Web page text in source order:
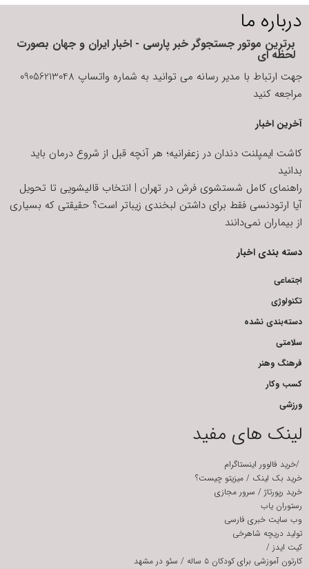
درباره ما
برترین موتور جستجوگر خبر پارسی - اخبار ایران و جهان بصورت
لحظه ای
جهت ارتباط با مدیر رسانه می توانید به شماره واتساپ 09056213048
مراجعه کنید
آخرین اخبار
کاشت ایمپلنت دندان در زعفرانیه؛ هر آنچه قبل از شروع درمان باید
بدانید
راهنمای کامل شستشوی فرش در تهران | انتخاب قالیشویی تا تحویل
آیا ارتودنسی فقط برای داشتن لبخندی زیباتر است؟ حقیقتی که بسیاری
از بیماران نمی‌دانند
دسته بندی اخبار
اجتماعی
تکنولوژی
دسته‌بندی نشده
سلامتی
فرهنگ وهنر
کسب وکار
ورزشی
لینک های مفید
/خرید فالوور اینستاگرام
خرید بک لینک / میزیتو چیست؟
خرید رپورتاژ / سرور مجازی
رستوران یاب
وب سایت خبری فارسی
تولید دریچه شاهرخی
کیت ایدز /
کارتون آموزشی برای کودکان ۵ ساله
/ سئو در مشهد